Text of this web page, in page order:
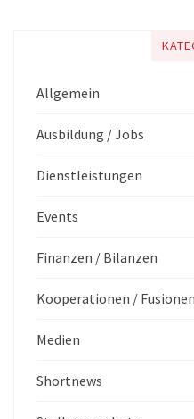
Allgemein
Ausbildung / Jobs
Dienstleistungen
Events
Finanzen / Bilanzen
Kooperationen / Fusionen
Medien
Shortnews